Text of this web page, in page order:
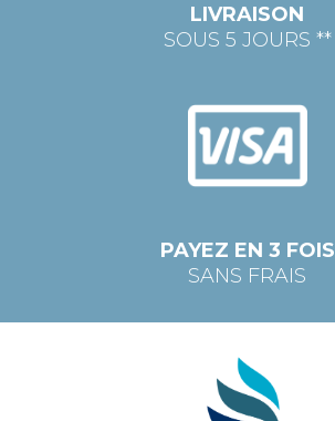
LIVRAISON
SOUS 5 JOURS **
PAYEZ EN 3 FOIS
SANS FRAIS